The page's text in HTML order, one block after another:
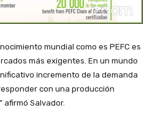
mundial como es PEFC es
más exigentes. En un mundo
incremento de la demanda
con una producción
Salvador.